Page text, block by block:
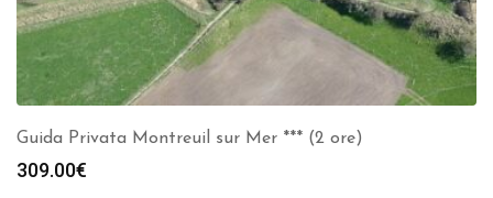
Guida Privata Montreuil sur Mer *** (2 ore)
309.00€